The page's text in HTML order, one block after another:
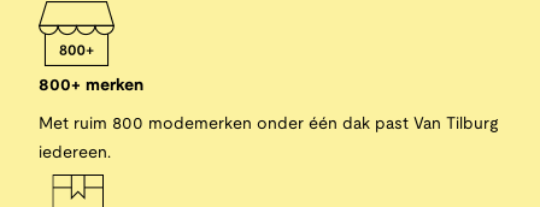
800+ merken
Met ruim 800 modemerken onder één dak past Van Tilburg
iedereen.